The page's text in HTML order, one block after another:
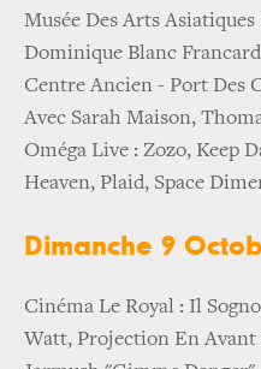
Musée Des Arts
Dominique Blanc
Centre Ancien - Port Des
Avec Sarah Maison,
Oméga Live : Zozo, Keep
Heaven, Plaid, Space
Dimanche 9
Cinéma Le Royal : Il
Watt, Projection En